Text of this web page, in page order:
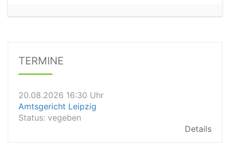
TERMINE
Dauer: 30
Amtsgericht Leipzig
Status:
vegeben
20.08.2026 15:30 Uhr